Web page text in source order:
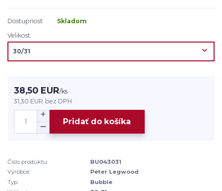
Dostupnosť
Skladom
Velikost
38,50 EUR/ks
31,30 EUR bez DPH
Pridať do košíka
Číslo produktu:
BU043031
Výrobce:
Peter Legwood
Typ:
Bubble